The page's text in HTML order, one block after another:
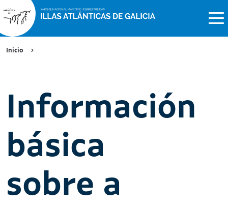
Inicio
Información
básica
sobre a